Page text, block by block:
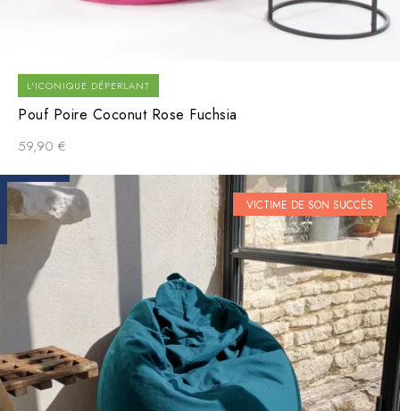
L'ICONIQUE DÉPERLANT
Pouf Poire Coconut Rose Fuchsia
59,90 €
VICTIME DE SON SUCCÈS